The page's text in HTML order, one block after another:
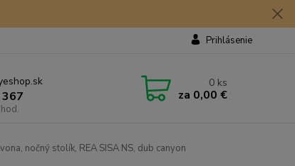
Prihlásenie
0 ks
za 0,00 €
nočný stolík, REA SISA NS, dub canyon